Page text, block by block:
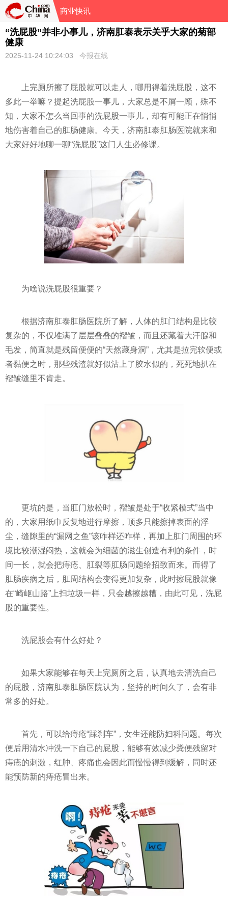
商业快讯
“洗屁股”并非小事儿，济南肛泰表示关乎大家的菊部
健康
2025-11-24 10:24:03 今报在线
上完厕所擦了屁股就可以走人，哪用得着洗屁股，这不
多此一举嘛？提起洗屁股一事儿，大家总是不屑一顾，殊不
知，大家不怎么当回事的洗屁股一事儿，却有可能正在悄悄
地伤害着自己的肛肠健康。今天，济南肛泰肛肠医院就来和
大家好好地聊一聊“洗屁股”这门人生必修课。
为啥说洗屁股很重要？
根据济南肛泰肛肠医院所了解，人体的肛门结构是比较
复杂的，不仅堆满了层层叠叠的褶皱，而且还藏着大汗腺和
毛发，简直就是残留便便的“天然藏身洞”，尤其是拉完软便或
者黏便之时，那些残渣就好似沾上了胶水似的，死死地扒在
褶皱缝里不肯走。
更坑的是，当肛门放松时，褶皱是处于“收紧模式”当中
的，大家用纸巾反复地进行摩擦，顶多只能擦掉表面的浮
尘，缝隙里的“漏网之鱼”该咋样还咋样，再加上肛门周围的环
境比较潮湿闷热，这就会为细菌的滋生创造有利的条件，时
间一长，就会把痔疮、肛裂等肛肠问题给招致而来。而得了
肛肠疾病之后，肛周结构会变得更加复杂，此时擦屁股就像
在“崎岖山路”上扫垃圾一样，只会越擦越糟，由此可见，洗屁
股的重要性。
洗屁股会有什么好处？
如果大家能够在每天上完厕所之后，认真地去清洗自己
的屁股，济南肛泰肛肠医院认为，坚持的时间久了，会有非
常多的好处。
首先，可以给痔疮“踩刹车”，女生还能防妇科问题。每次
便后用清水冲洗一下自己的屁股，能够有效减少粪便残留对
痔疮的刺激，红肿、疼痛也会因此而慢慢得到缓解，同时还
能预防新的痔疮冒出来。